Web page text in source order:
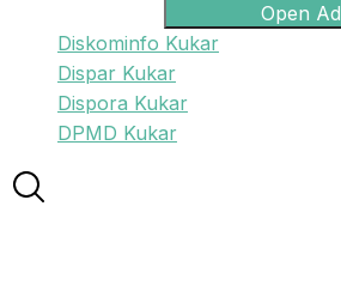
Open
Diskominfo Kukar
Dispar Kukar
Dispora Kukar
DPMD Kukar